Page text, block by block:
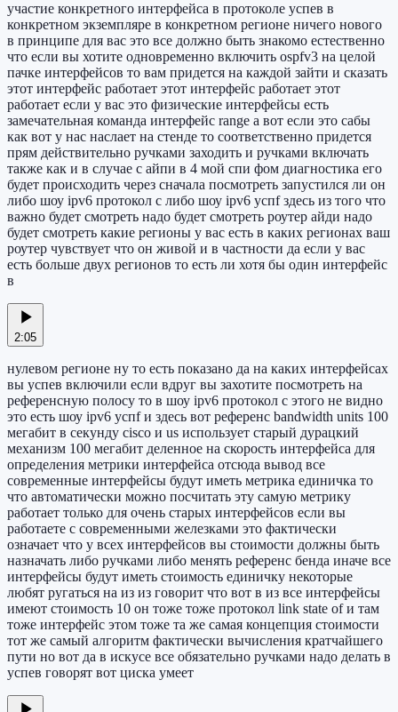
участие конкретного интерфейса в протоколе успев в
конкретном экземпляре в конкретном регионе ничего нового
в принципе для вас это все должно быть знакомо естественно
что если вы хотите одновременно включить ospfv3 на целой
пачке интерфейсов то вам придется на каждой зайти и сказать
этот интерфейс работает этот интерфейс работает этот
работает если у вас это физические интерфейсы есть
замечательная команда интерфейс range а вот если это сабы
как вот у нас наслает на стенде то соответственно придется
прям действительно ручками заходить и ручками включать
также как и в случае с айпи в 4 мой спи фом диагностика его
будет происходить через сначала посмотреть запустился ли он
либо шоу ipv6 протокол с либо шоу ipv6 успf здесь из того что
важно будет смотреть надо будет смотреть роутер айди надо
будет смотреть какие регионы у вас есть в каких регионах ваш
роутер чувствует что он живой и в частности да если у вас
есть больше двух регионов то есть ли хотя бы один интерфейс
в
2:05
нулевом регионе ну то есть показано да на каких интерфейсах
вы успев включили если вдруг вы захотите посмотреть на
референсную полосу то в шоу ipv6 протокол с этого не видно
это есть шоу ipv6 успf и здесь вот референс bandwidth units 100
мегабит в секунду cisco и us использует старый дурацкий
механизм 100 мегабит деленное на скорость интерфейса для
определения метрики интерфейса отсюда вывод все
современные интерфейсы будут иметь метрика единичка то
что автоматически можно посчитать эту самую метрику
работает только для очень старых интерфейсов если вы
работаете с современными железками это фактически
означает что у всех интерфейсов вы стоимости должны быть
назначать либо ручками либо менять референс бенда иначе все
интерфейсы будут иметь стоимость единичку некоторые
любят ругаться на из из говорит что вот в из все интерфейсы
имеют стоимость 10 он тоже тоже протокол link state of и там
тоже интерфейс этом тоже та же самая концепция стоимости
тот же самый алгоритм фактически вычисления кратчайшего
пути но вот да в искусе все обязательно ручками надо делать в
успев говорят вот циска умеет